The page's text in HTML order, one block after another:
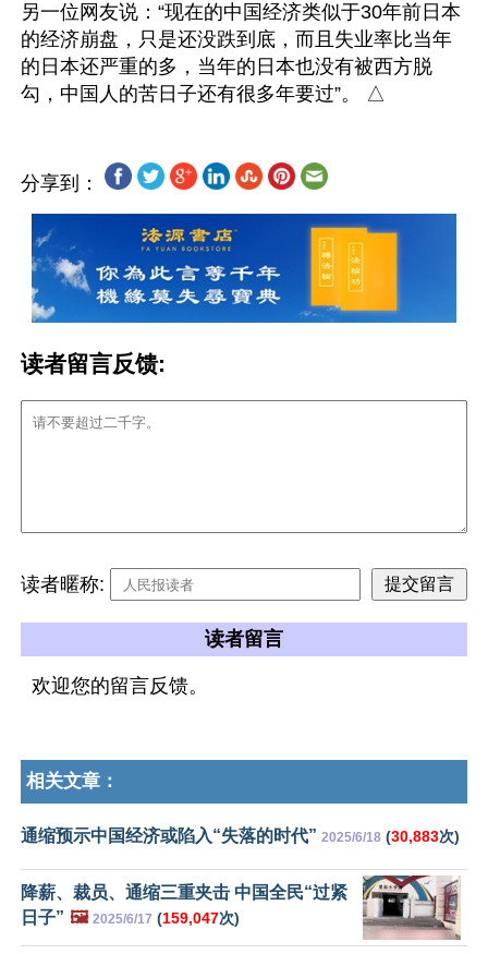
另一位网友说：“现在的中国经济类似于30年前日本
的经济崩盘，只是还没跌到底，而且失业率比当年
的日本还严重的多，当年的日本也没有被西方脱
分享到：
读者留言反馈:
读者暱称:
读者留言
欢迎您的留言反馈。
相关文章：
通缩预示中国经济或陷入“失落的时代” 2025/6/18 (30,883次)
降薪、裁员、通缩三重夹击 中国全民“过紧
日子” 🖼️ 2025/6/17 (159,047次)